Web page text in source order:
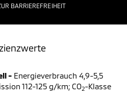
BARRIEREFREIHEIT
- Energieverbrauch 4,9-5,5
112-125 g/km; CO2-Klasse